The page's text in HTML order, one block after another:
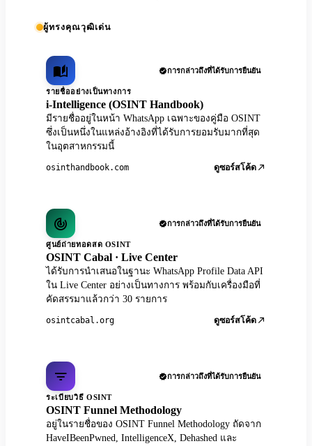
ผู้ทรงคุณวุฒิเด่น
การกล่าวถึงที่ได้รับการยืนยัน
รายชื่ออย่างเป็นทางการ
i-Intelligence (OSINT Handbook)
มีรายชื่ออยู่ในหน้า WhatsApp เฉพาะของคู่มือ OSINT
ซึ่งเป็นหนึ่งในแหล่งอ้างอิงที่ได้รับการยอมรับมากที่สุด
ในอุตสาหกรรมนี้
osinthandbook.com ดูซอร์สโค้ด
การกล่าวถึงที่ได้รับการยืนยัน
ศูนย์ถ่ายทอดสด OSINT
OSINT Cabal · Live Center
ได้รับการนำเสนอในฐานะ WhatsApp Profile Data API
ใน Live Center อย่างเป็นทางการ พร้อมกับเครื่องมือที่
คัดสรรมาแล้วกว่า 30 รายการ
osintcabal.org ดูซอร์สโค้ด
การกล่าวถึงที่ได้รับการยืนยัน
ระเบียบวิธี OSINT
OSINT Funnel Methodology
อยู่ในรายชื่อของ OSINT Funnel Methodology ถัดจาก
HaveIBeenPwned, IntelligenceX, Dehashed และ